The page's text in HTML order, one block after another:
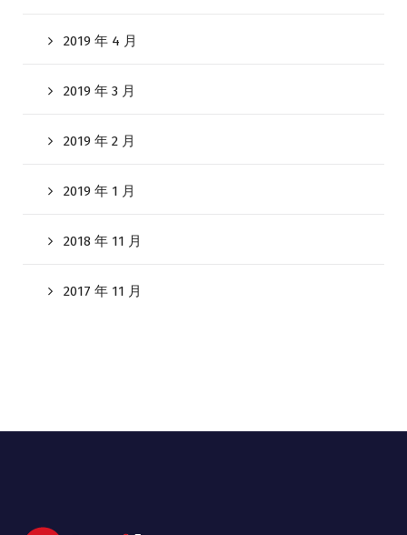
2019 年 4 月
2019 年 3 月
2019 年 2 月
2019 年 1 月
2018 年 11 月
2017 年 11 月